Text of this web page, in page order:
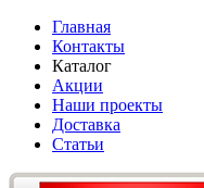
Главная
Контакты
Каталог
Акции
Наши проекты
Доставка
Статьи